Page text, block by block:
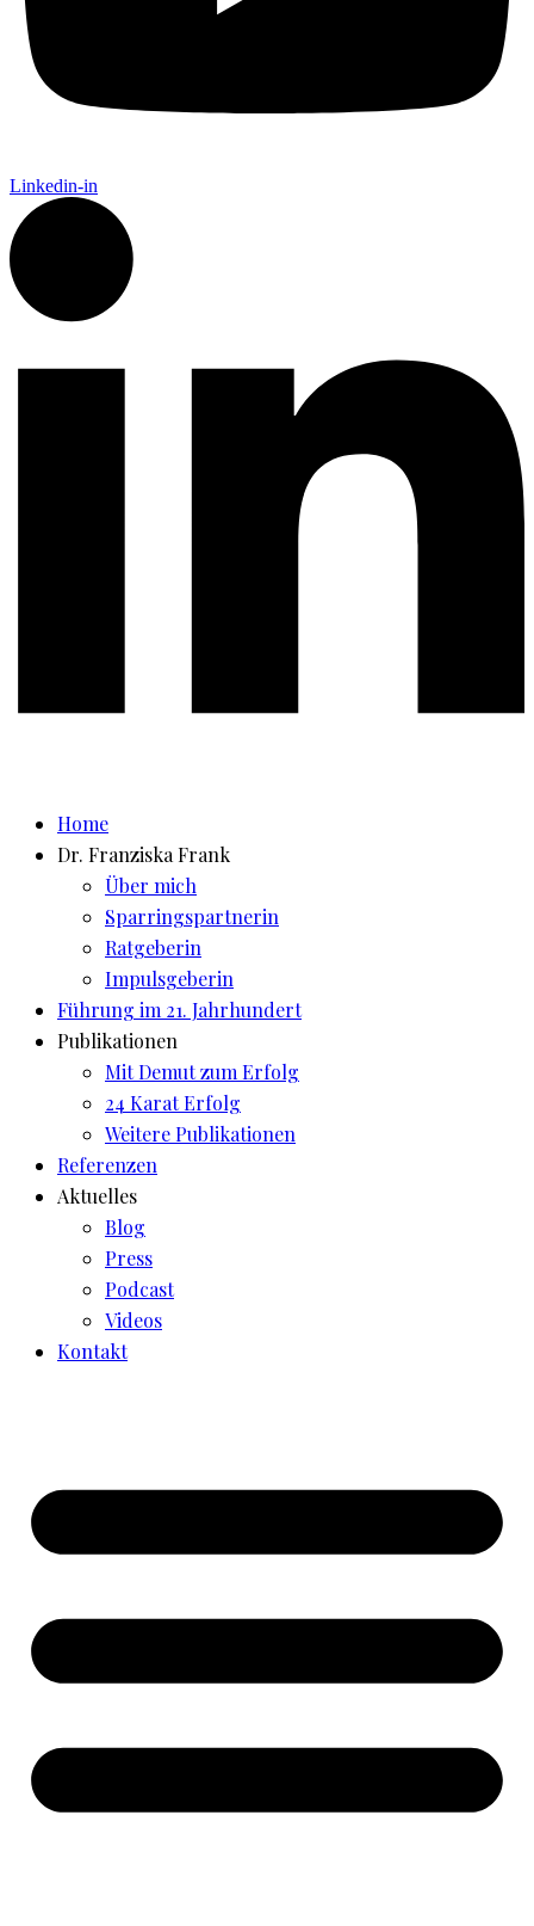
Linkedin-in
Home
Dr. Franziska Frank
Über mich
Sparringspartnerin
Ratgeberin
Impulsgeberin
Führung im 21. Jahrhundert
Publikationen
Mit Demut zum Erfolg
24 Karat Erfolg
Weitere Publikationen
Referenzen
Aktuelles
Blog
Press
Podcast
Videos
Kontakt